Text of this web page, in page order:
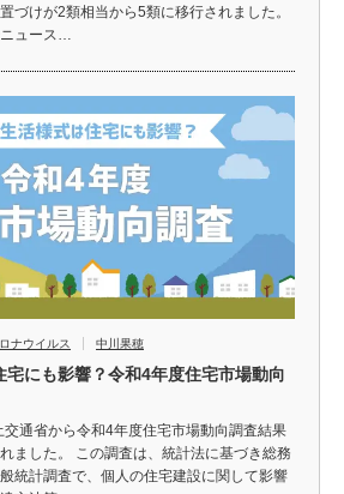
づけが2類相当から5類に移行されました。
ニュース…
ナウイルス 中川果穂
宅にも影響？令和4年度住宅市場動向
通省から令和4年度住宅市場動向調査結果
ました。 この調査は、統計法に基づき総務
統計調査で、個人の住宅建設に関して影響